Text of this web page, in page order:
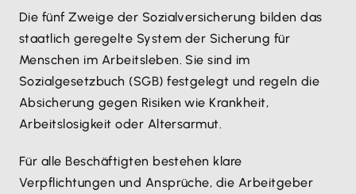
Die fünf Zweige der Sozialversicherung bilden das
staatlich geregelte System der Sicherung für
Menschen im Arbeitsleben. Sie sind im
Sozialgesetzbuch (SGB) festgelegt und regeln die
Absicherung gegen Risiken wie Krankheit,
Arbeitslosigkeit oder Altersarmut.
Für alle Beschäftigten bestehen klare
Verpflichtungen und Ansprüche, die Arbeitgeber